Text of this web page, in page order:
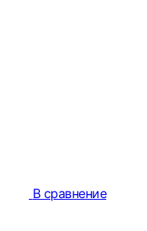
В сравнение